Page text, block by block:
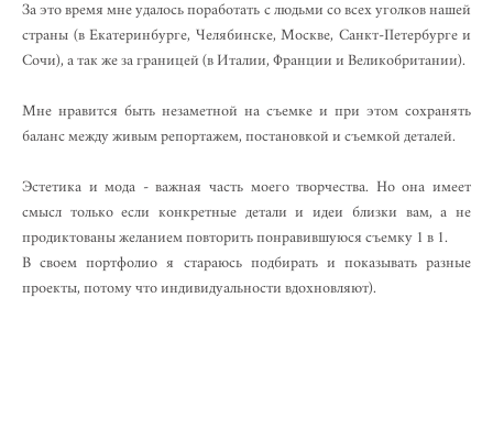
За это время мне удалось поработать с людьми со всех уголков нашей
страны (в Екатеринбурге, Челябинске, Москве, Санкт-Петербурге и
Сочи), а так же за границей (в Италии, Франции и Великобритании).
Мне нравится быть незаметной на съемке и при этом сохранять
баланс между живым репортажем, постановкой и съемкой деталей.
Эстетика и мода - важная часть моего творчества. Но она имеет
смысл только если конкретные детали и идеи близки вам, а не
продиктованы желанием повторить понравившуюся съемку 1 в 1.
В своем портфолио я стараюсь подбирать и показывать разные
проекты, потому что индивидуальности вдохновляют).